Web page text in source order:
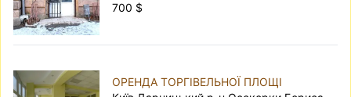
700 $
ОРЕНДА ТОРГІВЕЛЬНОЇ ПЛОЩІ